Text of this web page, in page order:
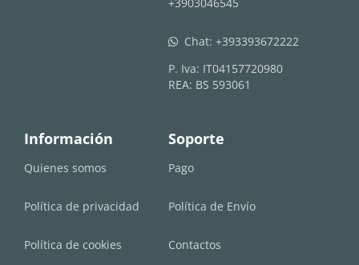
whatsapp Chat: +393393672222
P. Iva: IT04157720980
REA: BS 593061
Información
Quienes somos
Política de privacidad
Política de cookies
Soporte
Pago
Política de Envío
Contactos